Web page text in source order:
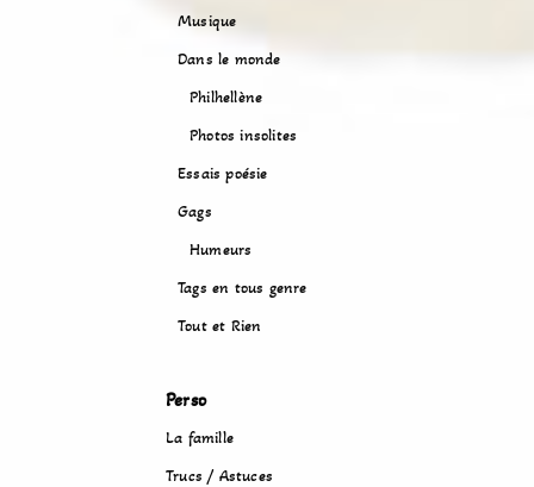
Musique
Dans le monde
Philhellène
Photos insolites
Essais poésie
Gags
Humeurs
Tags en tous genre
Tout et Rien
Perso
La famille
Trucs / Astuces